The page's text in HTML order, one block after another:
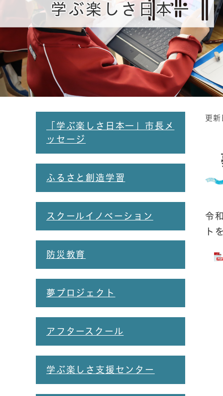
学ぶ楽しさ日本一
本
更
令
ト
「学ぶ楽しさ日本一」市長メ
ッセージ
ふるさと創造学習
スクールイノベーション
防災教育
夢プロジェクト
アフタースクール
学ぶ楽しさ支援センター